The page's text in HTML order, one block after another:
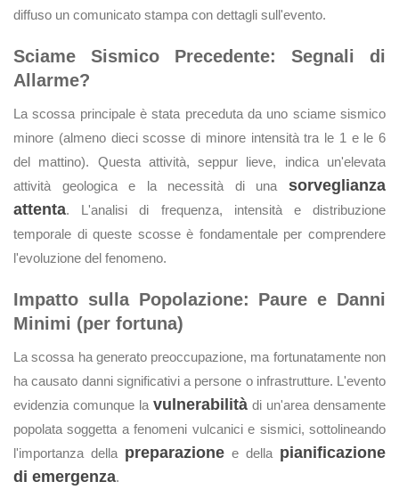
diffuso un comunicato stampa con dettagli sull'evento.
Sciame Sismico Precedente: Segnali di
Allarme?
La scossa principale è stata preceduta da uno sciame sismico
minore (almeno dieci scosse di minore intensità tra le 1 e le 6
del mattino). Questa attività, seppur lieve, indica un'elevata
attività geologica e la necessità di una sorveglianza
attenta. L'analisi di frequenza, intensità e distribuzione
temporale di queste scosse è fondamentale per comprendere
l'evoluzione del fenomeno.
Impatto sulla Popolazione: Paure e Danni
Minimi (per fortuna)
La scossa ha generato preoccupazione, ma fortunatamente non
ha causato danni significativi a persone o infrastrutture. L'evento
evidenzia comunque la vulnerabilità di un'area densamente
popolata soggetta a fenomeni vulcanici e sismici, sottolineando
l'importanza della preparazione e della pianificazione
di emergenza.